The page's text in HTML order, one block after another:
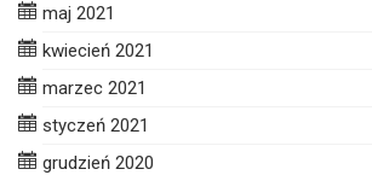
maj 2021
kwiecień 2021
marzec 2021
styczeń 2021
grudzień 2020